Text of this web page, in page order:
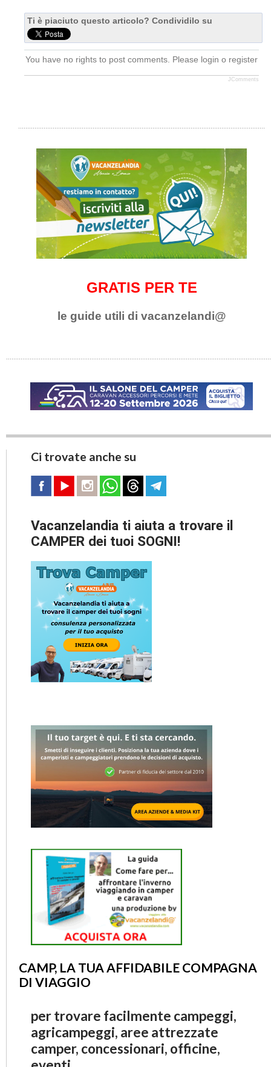
Ti è piaciuto questo articolo? Condividilo su
You have no rights to post comments. Please login o register
JComments
GRATIS PER TE
le guide utili di vacanzelandi@
Ci trovate anche su
Vacanzelandia ti aiuta a trovare il
CAMPER dei tuoi SOGNI!
CAMP, LA TUA AFFIDABILE COMPAGNA
DI VIAGGIO
per trovare facilmente campeggi,
agricampeggi, aree attrezzate
camper, concessionari, officine,